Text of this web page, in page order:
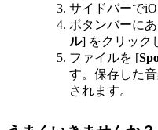
サイドバーで
ボタンバーに
ル] をクリック
ファイルを [
す。保存した
されます。